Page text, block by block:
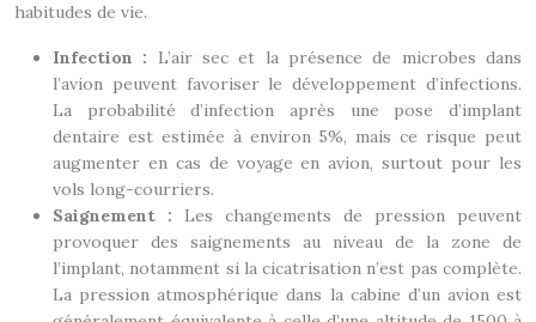
habitudes de vie.
Infection : L’air sec et la présence de microbes dans
l’avion peuvent favoriser le développement d’infections.
La probabilité d’infection après une pose d’implant
dentaire est estimée à environ 5%, mais ce risque peut
augmenter en cas de voyage en avion, surtout pour les
vols long-courriers.
Saignement : Les changements de pression peuvent
provoquer des saignements au niveau de la zone de
l’implant, notamment si la cicatrisation n’est pas complète.
La pression atmosphérique dans la cabine d’un avion est